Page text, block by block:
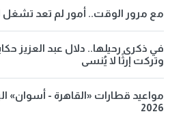
مع مرور الوقت.. أمور لم تعد تشغل
في ذكرى رحيلها.. دلال عبد العزيز
وتركت إرثًا لا يُنسى
2026